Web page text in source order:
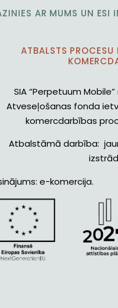
AR MUMS UN ESI
ATBALSTS
SIA “Perpetuum
Atveseļošanas fonda
komercdarbības
Atbalstāmā darbība:
e-komercija.